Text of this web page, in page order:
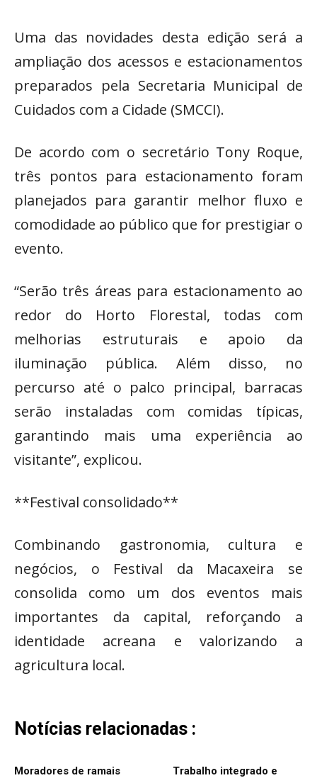
Uma das novidades desta edição será a
ampliação dos acessos e estacionamentos
preparados pela Secretaria Municipal de
Cuidados com a Cidade (SMCCI).
De acordo com o secretário Tony Roque,
três pontos para estacionamento foram
planejados para garantir melhor fluxo e
comodidade ao público que for prestigiar o
evento.
“Serão três áreas para estacionamento ao
redor do Horto Florestal, todas com
melhorias estruturais e apoio da
iluminação pública. Além disso, no
percurso até o palco principal, barracas
serão instaladas com comidas típicas,
garantindo mais uma experiência ao
visitante”, explicou.
**Festival consolidado**
Combinando gastronomia, cultura e
negócios, o Festival da Macaxeira se
consolida como um dos eventos mais
importantes da capital, reforçando a
identidade acreana e valorizando a
agricultura local.
Notícias relacionadas :
Moradores de ramais
Trabalho integrado e